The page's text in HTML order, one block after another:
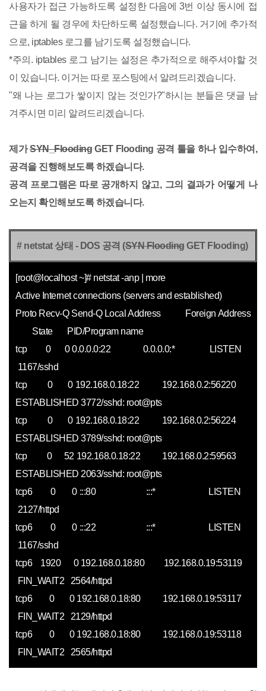
사용자가 접근 가능하도록 설정한 다음에 3번 이상 동시에 접
근을 하게 될 경우에 차단하도록 설정했습니다. 거기에 추가적
으로, iptables 로그를 남기도록 설정했습니다.
*주의. iptables 로그 남기는 설정은 추가적으로 해주셔야할 것
이 있습니다. 이거는 따로 포스팅에서 알려드리겠습니다.
"왜 나는 로그가 쌓이지 않는 것인가?"하시는 분들은 댓글 남
겨주시면 미리 알려드리겠습니다.
제가SYN_Flooding GET Flooding 공격 툴을 하나 입수하여,
공격을 진행해보도록 하겠습니다.
공격 프로그램은 따로 공개하지 않고, 그의 결과가 어떻게 나
오는지 확인해보도록 하겠습니다.
# netstat 상태 - DOS 공격 (SYN FloodingGET Flooding)
[root@localhost ~]# netstat -anp | more
Active Internet connections (servers and established)
Proto Recv-Q Send-Q Local Address Foreign Address
State PID/Program name
tcp 0 0 0.0.0.0:22 0.0.0.0:* LISTEN
1167/sshd
tcp 0 0 192.168.0.18:22 192.168.0.2:56220
ESTABLISHED 3772/sshd: root@pts
tcp 0 0 192.168.0.18:22 192.168.0.2:56224
ESTABLISHED 3789/sshd: root@pts
tcp 0 52 192.168.0.18:22 192.168.0.2:59563
ESTABLISHED 2063/sshd: root@pts
tcp6 0 0 :::80 :::* LISTEN
2127/httpd
tcp6 0 0 :::22 :::* LISTEN
1167/sshd
tcp6 1920 0 192.168.0.18:80 192.168.0.19:53119
FIN_WAIT2 2564/httpd
tcp6 0 0 192.168.0.18:80 192.168.0.19:53117
FIN_WAIT2 2129/httpd
tcp6 0 0 192.168.0.18:80 192.168.0.19:53118
FIN_WAIT2 2565/httpd